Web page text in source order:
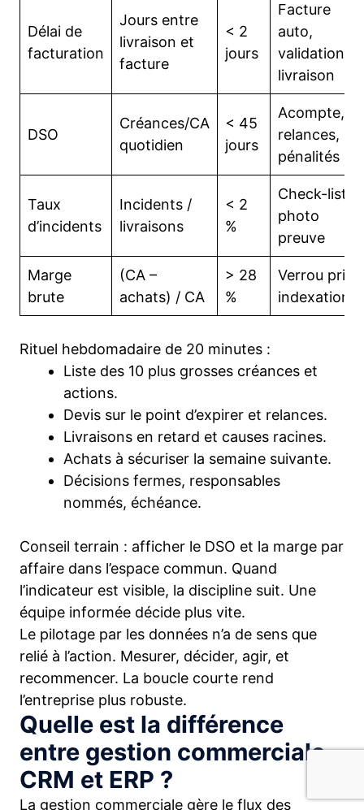
Délai de
facturation
Jours entre
livraison et
facture
< 2
jours
Facture
auto,
validation
livraison
DSO
Créances/CA
quotidien
< 45
jours
Acompte,
relances,
pénalités
Taux
d’incidents
Incidents /
livraisons
< 2
%
Check-list,
photo
preuve
Marge
brute
(CA –
achats) / CA
> 28
%
Verrou prix,
indexation
Rituel hebdomadaire de 20 minutes :
Liste des 10 plus grosses créances et
actions.
Devis sur le point d’expirer et relances.
Livraisons en retard et causes racines.
Achats à sécuriser la semaine suivante.
Décisions fermes, responsables
nommés, échéance.
Conseil terrain : afficher le DSO et la marge par
affaire dans l’espace commun. Quand
l’indicateur est visible, la discipline suit. Une
équipe informée décide plus vite.
Le pilotage par les données n’a de sens que
relié à l’action. Mesurer, décider, agir, et
recommencer. La boucle courte rend
l’entreprise plus robuste.
Quelle est la différence
entre gestion commerciale,
CRM et ERP ?
La gestion commerciale gère le flux des